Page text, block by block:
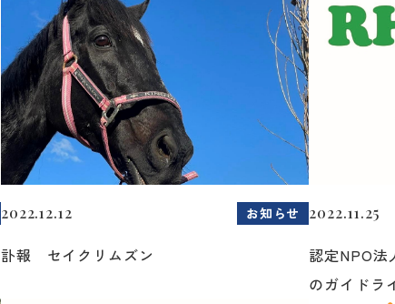
2022.12.12 お知らせ
訃報 セイクリムズン
2022.11.25
認定NPO法
のガイドラ